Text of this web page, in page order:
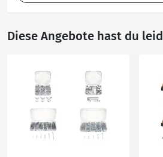
Diese Angebote hast du